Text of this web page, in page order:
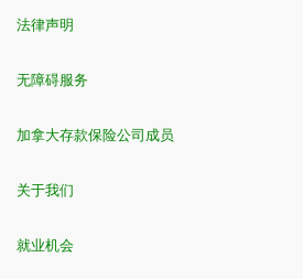
法律声明
无障碍服务
加拿大存款保险公司成员
关于我们
就业机会